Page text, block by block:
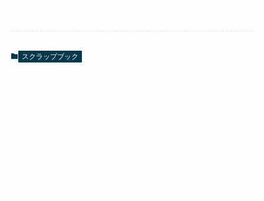
スクラップブック